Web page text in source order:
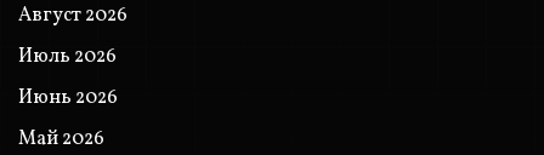
Август 2026
Июль 2026
Июнь 2026
Май 2026